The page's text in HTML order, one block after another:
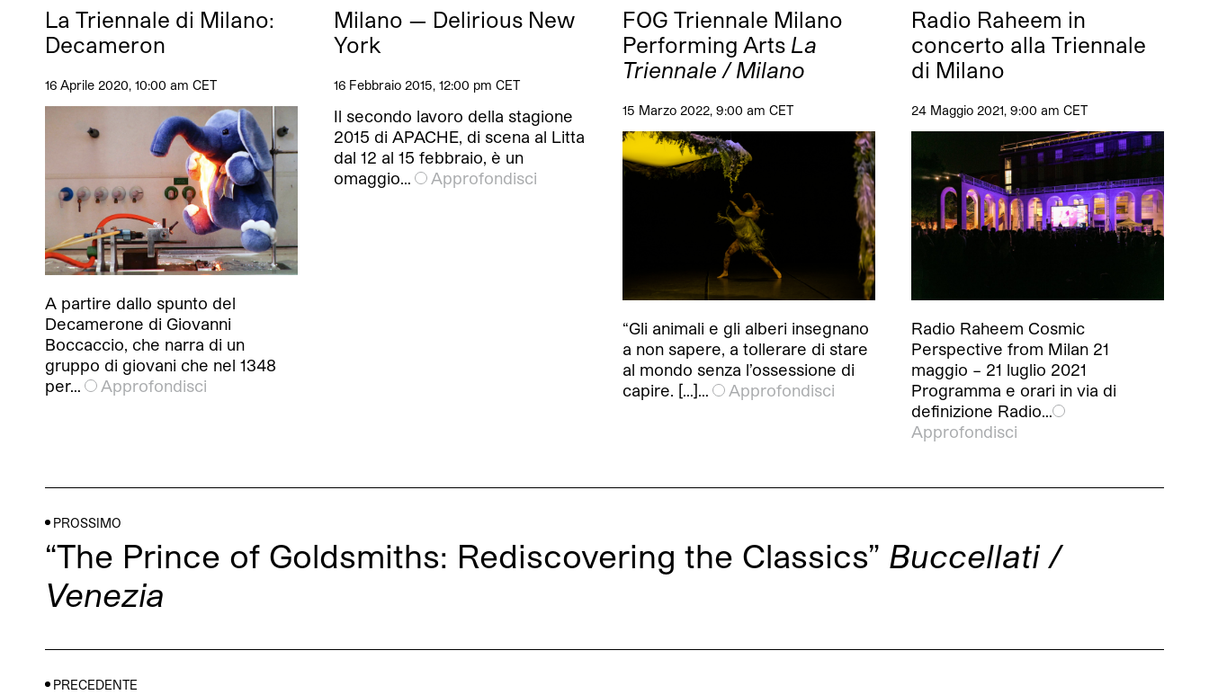
La Triennale di Milano:
Decameron
16 Aprile 2020, 10:00 am CET
A partire dallo spunto del
Decamerone di Giovanni
Boccaccio, che narra di un
gruppo di giovani che nel 1348
per…
Approfondisci
Milano — Delirious New
York
16 Febbraio 2015, 12:00 pm CET
Il secondo lavoro della stagione
2015 di APACHE, di scena al Litta
dal 12 al 15 febbraio, è un
omaggio…
Approfondisci
FOG Triennale Milano
Performing Arts La
Triennale / Milano
15 Marzo 2022, 9:00 am CET
“Gli animali e gli alberi insegnano
a non sapere, a tollerare di stare
al mondo senza l’ossessione di
capire. […]…
Approfondisci
Radio Raheem in
concerto alla Triennale
di Milano
24 Maggio 2021, 9:00 am CET
Radio Raheem Cosmic
Perspective from Milan 21
maggio – 21 luglio 2021
Programma e orari in via di
definizione Radio…
Approfondisci
PROSSIMO
“The Prince of Goldsmiths: Rediscovering the Classics” Buccellati /
Venezia
PRECEDENTE